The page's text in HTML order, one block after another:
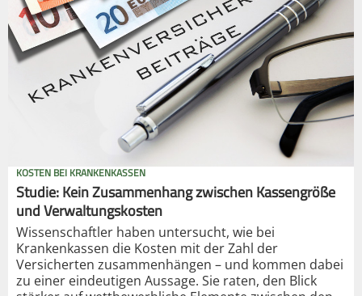
KOSTEN BEI KRANKENKASSEN
Studie: Kein Zusammenhang zwischen Kassengröße
und Verwaltungskosten
Wissenschaftler haben untersucht, wie bei
Krankenkassen die Kosten mit der Zahl der
Versicherten zusammenhängen – und kommen dabei
zu einer eindeutigen Aussage. Sie raten, den Blick